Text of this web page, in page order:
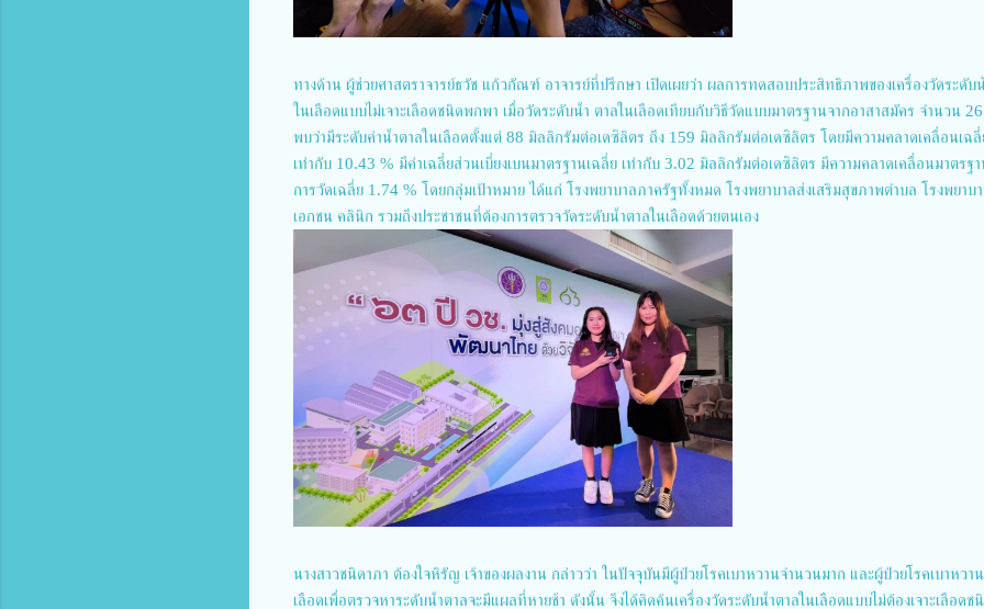
ทางด้าน ผู้ช่วยศาสตราจารย์ธวัช แก้วกัณฑ์ อาจารย์ที่ปรึกษา เปิดเผยว่า ผลการทดสอบประสิทธิภาพของเครื่องวัดระดับ
ในเลือดแบบไม่เจาะเลือดชนิดพกพา เมื่อวัดระดับน้ำ ตาลในเลือดเทียบกับวิธีวัดแบบมาตรฐานจากอาสาสมัคร จำนวน
พบว่ามีระดับค่าน้ำตาลในเลือดตั้งแต่ 88 มิลลิกรัมต่อเดซิลิตร ถึง 159 มิลลิกรัมต่อเดซิลิตร โดยมีความคลาดเคลื่อนเฉลี่
เท่ากับ 10.43 % มีค่าเฉลี่ยส่วนเบี่ยงเบนมาตรฐานเฉลี่ย เท่ากับ 3.02 มิลลิกรัมต่อเดซิลิตร มีความคลาดเคลื่อนมาตรฐ
การวัดเฉลี่ย 1.74 % โดยกลุ่มเป้าหมาย ได้แก่ โรงพยาบาลภาครัฐทั้งหมด โรงพยาบาลส่งเสริมสุขภาพตำบล โรงพยาบ
เอกชน คลินิก รวมถึงประชาชนที่ต้องการตรวจวัดระดับน้ำตาลในเลือดด้วยตนเอง
นางสาวชนิดาภา ต้องใจหิรัญ เจ้าของผลงาน กล่าวว่า ในปัจจุบันมีผู้ป่วยโรคเบาหวานจำนวนมาก และผู้ป่วยโรคเบาหวาน
เลือดเพื่อตรวจหาระดับน้ำตาลจะมีแผลที่หายช้า ดังนั้น จึงได้คิดค้นเครื่องวัดระดับน้ำตาลในเลือดแบบไม่ต้องเจาะเลือดช